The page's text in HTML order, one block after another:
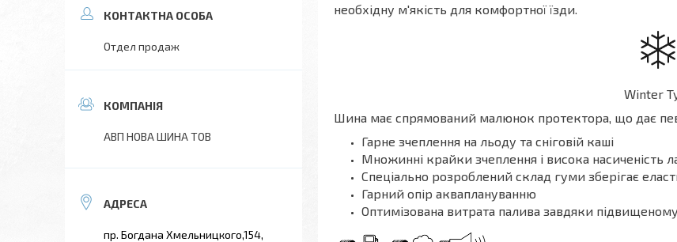
необхідну м'якість для комфортної їзди.
Winter
Шина має спрямований малюнок протектора, що дає
Гарне зчеплення на льоду та сніговій каші
Множинні крайки зчеплення і висока насиченість
Спеціально розроблений склад гуми зберігає
Гарний опір акваплануванню
Оптимізована витрата палива завдяки
Отдел продаж
АВП НОВА ШИНА ТОВ
пр. Богдана Хмельницкого,154,